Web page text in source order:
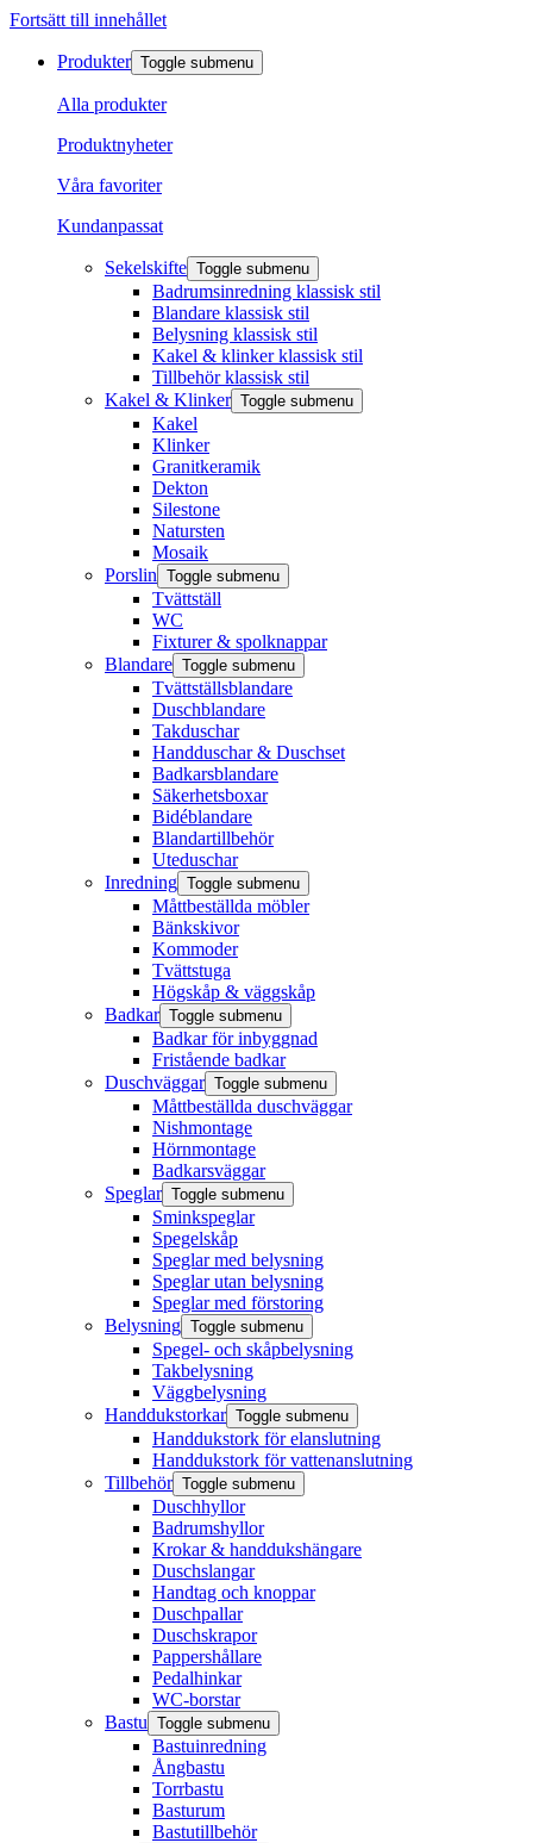
Fortsätt till innehållet
Produkter Toggle submenu
Alla produkter
Produktnyheter
Våra favoriter
Kundanpassat
Sekelskifte Toggle submenu
Badrumsinredning klassisk stil
Blandare klassisk stil
Belysning klassisk stil
Kakel & klinker klassisk stil
Tillbehör klassisk stil
Kakel & Klinker Toggle submenu
Kakel
Klinker
Granitkeramik
Dekton
Silestone
Natursten
Mosaik
Porslin Toggle submenu
Tvättställ
WC
Fixturer & spolknappar
Blandare Toggle submenu
Tvättställsblandare
Duschblandare
Takduschar
Handduschar & Duschset
Badkarsblandare
Säkerhetsboxar
Bidéblandare
Blandartillbehör
Uteduschar
Inredning Toggle submenu
Måttbeställda möbler
Bänkskivor
Kommoder
Tvättstuga
Högskåp & väggskåp
Badkar Toggle submenu
Badkar för inbyggnad
Fristående badkar
Duschväggar Toggle submenu
Måttbeställda duschväggar
Nishmontage
Hörnmontage
Badkarsväggar
Speglar Toggle submenu
Sminkspeglar
Spegelskåp
Speglar med belysning
Speglar utan belysning
Speglar med förstoring
Belysning Toggle submenu
Spegel- och skåpbelysning
Takbelysning
Väggbelysning
Handdukstorkar Toggle submenu
Handdukstork för elanslutning
Handdukstork för vattenanslutning
Tillbehör Toggle submenu
Duschhyllor
Badrumshyllor
Krokar & handdukshängare
Duschslangar
Handtag och knoppar
Duschpallar
Duschskrapor
Pappershållare
Pedalhinkar
WC-borstar
Bastu Toggle submenu
Bastuinredning
Ångbastu
Torrbastu
Basturum
Bastutillbehör